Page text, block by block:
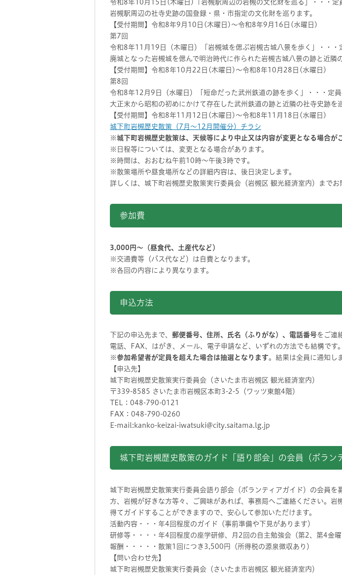
令和8年10月15日(木曜日)「岩槻駅周辺の岩槻の文化財を巡る」・・・定
岩槻駅周辺の社寺史跡の国登録・県・市指定の文化財を巡ります。
【受付期間】令和8年9月10日(木曜日)～令和8年9月16日(水曜日)
第7回
令和8年11月19日（木曜日）「岩槻城を偲ぶ岩槻古城八景を歩く」・・・
廃城となった岩槻城を偲んで明治時代に作られた岩槻古城八景の跡と近隣
【受付期間】令和8年10月22日(木曜日)～令和8年10月28日(水曜日)
第8回
令和8年12月9日（水曜日）「短命だった武州鉄道の跡を歩く」・・・定
大正末から昭和の初めにかけて存在した武州鉄道の跡と近隣の社寺史跡を
【受付期間】令和8年11月12日(木曜日)～令和8年11月18日(水曜日)
城下町岩槻歴史散策（7月～12月開催分）チラシ
※城下町岩槻歴史散策は、天候等により中止又は内容が変更となる場合が
※日程等については、変更となる場合があります。
※時間は、おおむね午前10時～午後3時です。
※散策場所や昼食場所などの詳細内容は、後日決定します。
詳しくは、城下町岩槻歴史散策実行委員会（岩槻区 観光経済室内）までお
参加費
3,000円～（昼食代、土産代など）
※交通費等（バス代など）は自費となります。
※各回の内容により異なります。
申込方法
下記の申込先まで、 郵便番号、住所、氏名（ふりがな）、電話番号をご連
電話、FAX、はがき、メール、電子申請など、いずれの方法でも結構です
※参加希望者が定員を超えた場合は抽選となります。結果は全員に通知し
【申込先】
城下町岩槻歴史散策実行委員会（さいたま市岩槻区 観光経済室内）
〒339-8585 さいたま市岩槻区本町3-2-5（ワッツ東館4階）
TEL：048-790-0121
FAX：048-790-0260
E-mail:kanko-keizai-iwatsuki@city.saitama.lg.jp
城下町岩槻歴史散策のガイド「語り部会」の会員（ボラン
城下町岩槻歴史散策実行委員会語り部会（ボランティアガイド）の会員
方、岩槻が好きな方等々、ご興味があれば、事務局へご連絡ください。
得てガイドすることができますので、安心して参加いただけます。
活動内容・・・年4回程度のガイド（事前準備や下見があります）
研修等・・・・年4回程度の座学研修、月2回の自主勉強会（第2、第4金曜
報酬・・・・・散策1回につき3,500円（所得税の源泉徴収あり）
【問い合わせ先】
城下町岩槻歴史散策実行委員会（さいたま市岩槻区 観光経済室内）